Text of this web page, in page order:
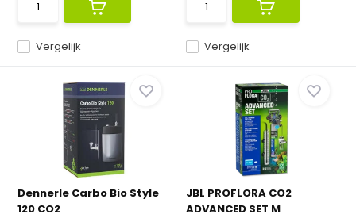
Vergelijk Vergelijk
Dennerle Carbo Bio Style
120 CO2
JBL PROFLORA CO2
ADVANCED SET M